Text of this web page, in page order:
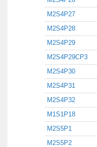
M2S4P27
M2S4P28
M2S4P29
M2S4P29CP3
M2S4P30
M2S4P31
M2S4P32
M1S1P18
M2S5P1
M2S5P2